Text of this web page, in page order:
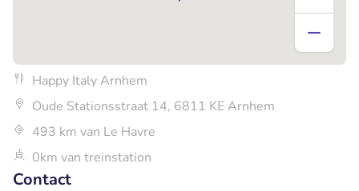
Happy Italy Arnhem
Oude Stationsstraat 14, 6811 KE Arnhem
493 km van Le Havre
0km van treinstation
Contact